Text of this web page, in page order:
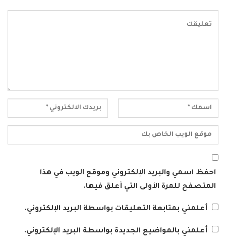
احفظ اسمي والبريد الإلكتروني وموقع الويب في هذا
المتصفح للمرة الأولى التي أعلق فيها.
أعلمني بمتابعة التعليقات بواسطة البريد الإلكتروني.
أعلمني بالمواضيع الجديدة بواسطة البريد الإلكتروني.